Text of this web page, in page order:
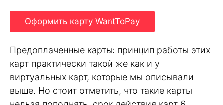
Оформить карту WantToPay
Предоплаченные карты: принцип работы этих
карт практически такой же как и у
виртуальных карт, которые мы описывали
выше. Но стоит отметить, что такие карты